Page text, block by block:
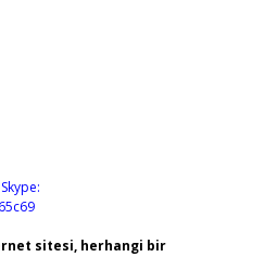
Skype:
sitesi, herhangi bir